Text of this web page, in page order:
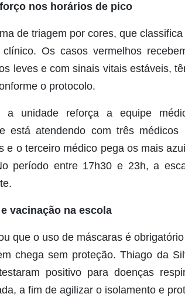
nos horários de pico
de triagem por cores, que
Os casos vermelhos
leves e com sinais vitais estáveis,
o protocolo.
a unidade reforça a equipe
está atendendo com três
e o terceiro médico pega os mais
período entre 17h30 e 23h, a
vacinação na escola
que o uso de máscaras é
chega sem proteção. Thiago da
positivo para doenças
a fim de agilizar o isolamento e